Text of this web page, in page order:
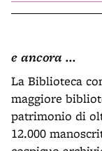
e ancora ...
La Biblioteca
maggiore
patrimonio di
12.000